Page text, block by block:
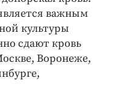
важным
культуры
сдают кровь
Воронеже,